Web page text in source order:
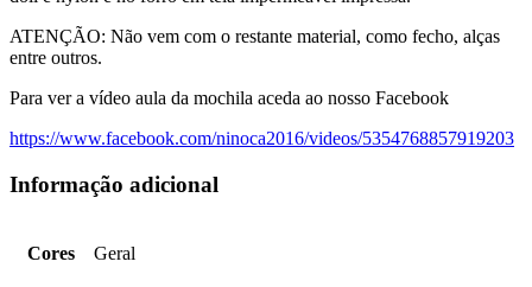
ATENÇÃO: Não vem com o restante material, como fecho, alças
entre outros.
Para ver a vídeo aula da mochila aceda ao nosso Facebook
https://www.facebook.com/ninoca2016/videos/5354768857919203
Informação adicional
Cores Geral